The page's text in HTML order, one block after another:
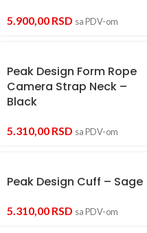
5.900,00 RSD sa PDV-om
Peak Design Form Rope
Camera Strap Neck –
Black
5.310,00 RSD sa PDV-om
Peak Design Cuff – Sage
5.310,00 RSD sa PDV-om